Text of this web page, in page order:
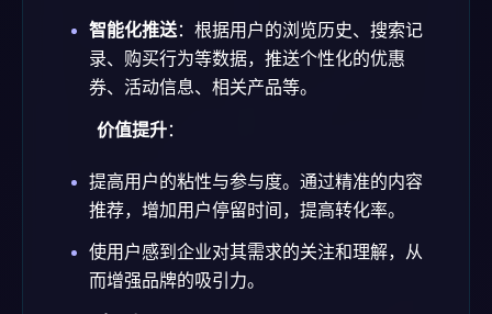
智能化推送：根据用户的浏览历史、搜索记
录、购买行为等数据，推送个性化的优惠
券、活动信息、相关产品等。
价值提升：
提高用户的粘性与参与度。通过精准的内容
推荐，增加用户停留时间，提高转化率。
使用户感到企业对其需求的关注和理解，从
而增强品牌的吸引力。